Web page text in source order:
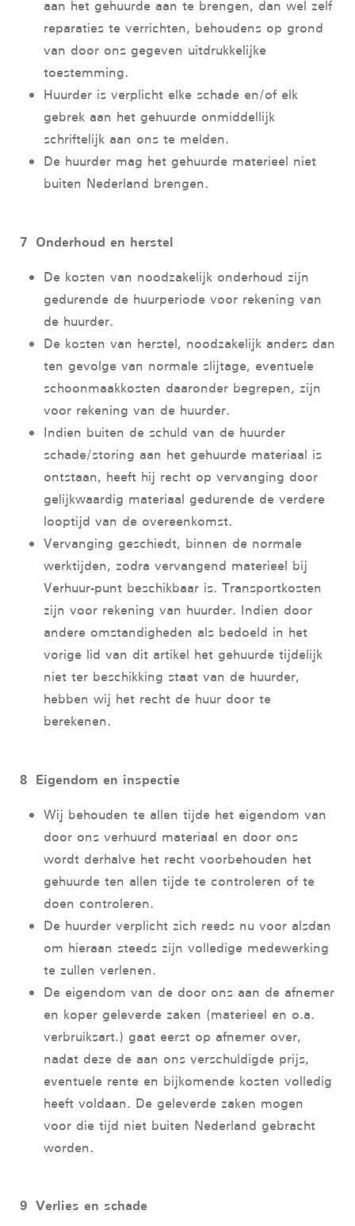
aan het gehuurde aan te brengen, dan wel zelf
reparaties te verrichten, behoudens op grond
van door ons gegeven uitdrukkelijke
toestemming.
Huurder is verplicht elke schade en/of elk
gebrek aan het gehuurde onmiddellijk
schriftelijk aan ons te melden.
De huurder mag het gehuurde materieel niet
buiten Nederland brengen.
7 Onderhoud en herstel
De kosten van noodzakelijk onderhoud zijn
gedurende de huurperiode voor rekening van
de huurder.
De kosten van herstel, noodzakelijk anders dan
ten gevolge van normale slijtage, eventuele
schoonmaakkosten daaronder begrepen, zijn
voor rekening van de huurder.
Indien buiten de schuld van de huurder
schade/storing aan het gehuurde materiaal is
ontstaan, heeft hij recht op vervanging door
gelijkwaardig materiaal gedurende de verdere
looptijd van de overeenkomst.
Vervanging geschiedt, binnen de normale
werktijden, zodra vervangend materieel bij
Verhuur-punt beschikbaar is. Transportkosten
zijn voor rekening van huurder. Indien door
andere omstandigheden als bedoeld in het
vorige lid van dit artikel het gehuurde tijdelijk
niet ter beschikking staat van de huurder,
hebben wij het recht de huur door te
berekenen.
8 Eigendom en inspectie
Wij behouden te allen tijde het eigendom van
door ons verhuurd materiaal en door ons
wordt derhalve het recht voorbehouden het
gehuurde ten allen tijde te controleren of te
doen controleren.
De huurder verplicht zich reeds nu voor alsdan
om hieraan steeds zijn volledige medewerking
te zullen verlenen.
De eigendom van de door ons aan de afnemer
en koper geleverde zaken (materieel en o.a.
verbruiksart.) gaat eerst op afnemer over,
nadat deze de aan ons verschuldigde prijs,
eventuele rente en bijkomende kosten volledig
heeft voldaan. De geleverde zaken mogen
voor die tijd niet buiten Nederland gebracht
worden.
9 Verlies en schade